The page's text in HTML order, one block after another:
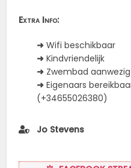
Extra Info:
➜ Wifi beschikbaar
➜ Kindvriendelijk
➜ Zwembad aanwezig
➜ Eigenaars
(+34655026380)
Jo Stevens